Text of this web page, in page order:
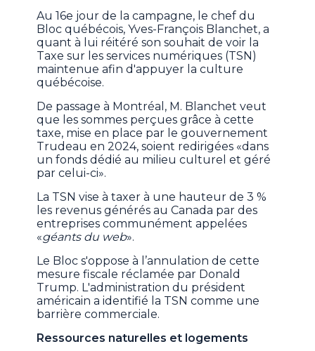
Au 16e jour de la campagne, le chef du
Bloc québécois, Yves-François Blanchet, a
quant à lui réitéré son souhait de voir la
Taxe sur les services numériques (TSN)
maintenue afin d'appuyer la culture
québécoise.
De passage à Montréal, M. Blanchet veut
que les sommes perçues grâce à cette
taxe, mise en place par le gouvernement
Trudeau en 2024, soient redirigées «dans
un fonds dédié au milieu culturel et géré
par celui-ci».
La TSN vise à taxer à une hauteur de 3 %
les revenus générés au Canada par des
entreprises communément appelées
«géants du web».
Le Bloc s'oppose à l’annulation de cette
mesure fiscale réclamée par Donald
Trump. L'administration du président
américain a identifié la TSN comme une
barrière commerciale.
Ressources naturelles et logements